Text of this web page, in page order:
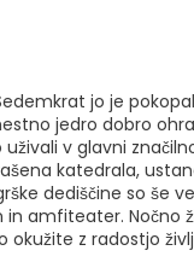
jo je
jedro dobro
v glavni
katedrala,
dediščine so še
in amfiteater.
okužite z radostjo